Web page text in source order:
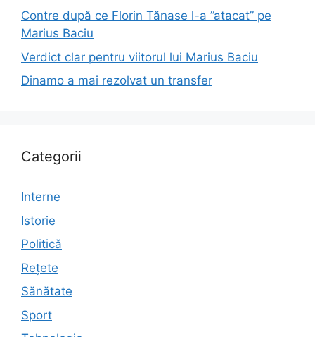
Contre după ce Florin Tănase l-a ”atacat” pe
Marius Baciu
Verdict clar pentru viitorul lui Marius Baciu
Dinamo a mai rezolvat un transfer
Categorii
Interne
Istorie
Politică
Rețete
Sănătate
Sport